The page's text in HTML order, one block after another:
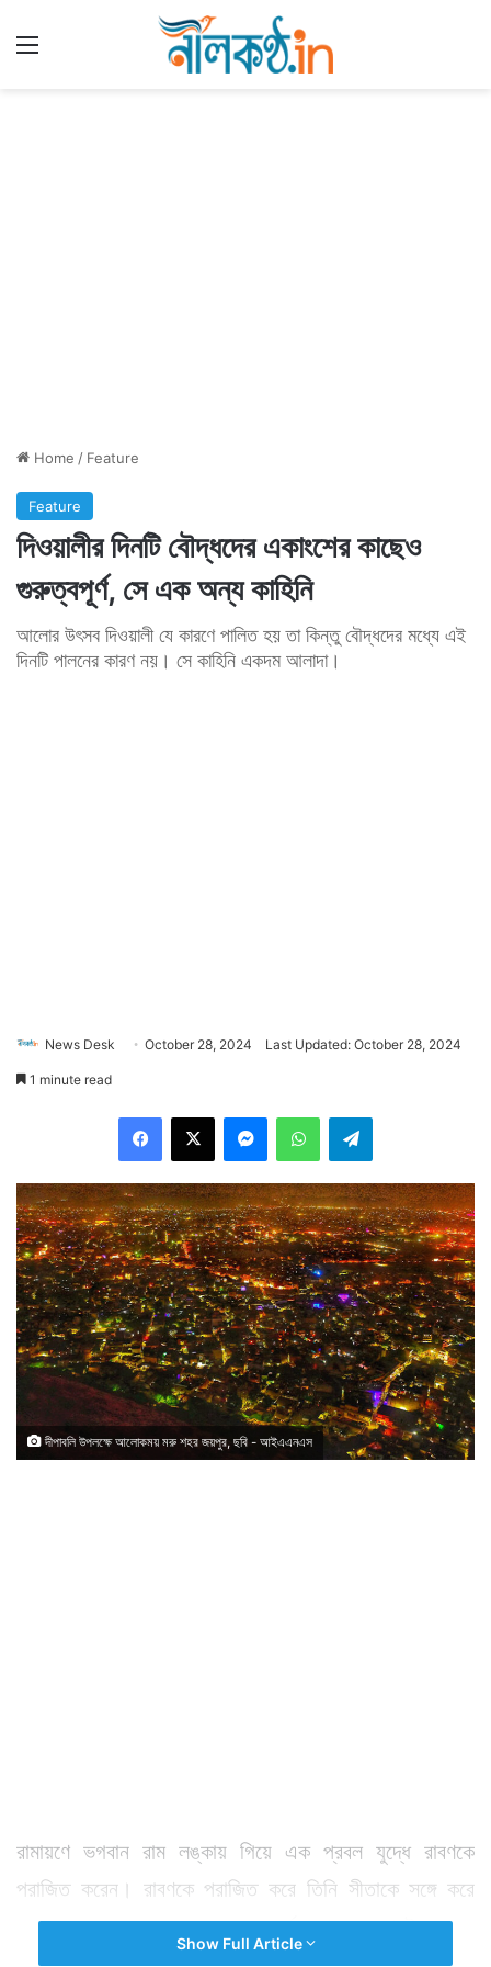
Home / Feature
Feature
দিওয়ালীর দিনটি বৌদ্ধদের একাংশের কাছেও
গুরুত্বপূর্ণ, সে এক অন্য কাহিনি
আলোর উৎসব দিওয়ালী যে কারণে পালিত হয় তা কিন্তু বৌদ্ধদের মধ্যে এই
দিনটি পালনের কারণ নয়। সে কাহিনি একদম আলাদা।
News Desk October 28, 2024 Last Updated: October 28, 2024
1 minute read
দীপাবলি উপলক্ষে আলোকময় মরু শহর জয়পুর, ছবি - আইএএনএস
রামায়ণে ভগবান রাম লঙ্কায় গিয়ে এক প্রবল যুদ্ধে রাবণকে
পরাজিত করেন। রাবণকে পরাজিত করে তিনি সীতাকে সঙ্গে করে
অযোধ্যা ফেরেন। ১৪ বছরের বনবাস পর্বও শেষ হয় তখনই।
Show Full Article